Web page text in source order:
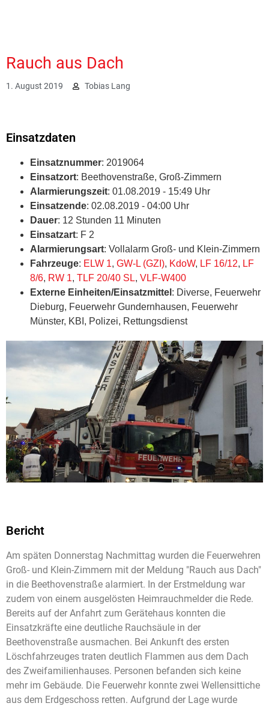
Rauch aus Dach
1. August 2019 Tobias Lang
Einsatzdaten
Einsatznummer: 2019064
Einsatzort: Beethovenstraße, Groß-Zimmern
Alarmierungszeit: 01.08.2019 - 15:49 Uhr
Einsatzende: 02.08.2019 - 04:00 Uhr
Dauer: 12 Stunden 11 Minuten
Einsatzart: F 2
Alarmierungsart: Vollalarm Groß- und Klein-Zimmern
Fahrzeuge: ELW 1, GW-L (GZI), KdoW, LF 16/12, LF
8/6, RW 1, TLF 20/40 SL, VLF-W400
Externe Einheiten/Einsatzmittel : Diverse, Feuerwehr
Dieburg, Feuerwehr Gundernhausen, Feuerwehr
Münster, KBI, Polizei, Rettungsdienst
Bericht
Am späten Donnerstag Nachmittag wurden die Feuerwehren
Groß- und Klein-Zimmern mit der Meldung "Rauch aus Dach"
in die Beethovenstraße alarmiert. In der Erstmeldung war
zudem von einem ausgelösten Heimrauchmelder die Rede.
Bereits auf der Anfahrt zum Gerätehaus konnten die
Einsatzkräfte eine deutliche Rauchsäule in der
Beethovenstraße ausmachen. Bei Ankunft des ersten
Löschfahrzeuges traten deutlich Flammen aus dem Dach
des Zweifamilienhauses. Personen befanden sich keine
mehr im Gebäude. Die Feuerwehr konnte zwei Wellensittiche
aus dem Erdgeschoss retten. Aufgrund der Lage wurde